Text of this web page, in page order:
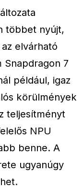
többet nyújt,
elvárható
Snapdragon 7
például, igaz
körülmények
teljesítményt
NPU
benne. A
ugyanúgy